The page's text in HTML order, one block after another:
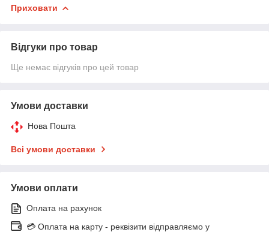
Приховати
Відгуки про товар
Ще немає відгуків про цей товар
Умови доставки
Нова Пошта
Всі умови доставки
Умови оплати
Оплата на рахунок
💳 Оплата на карту - реквізити відправляємо у